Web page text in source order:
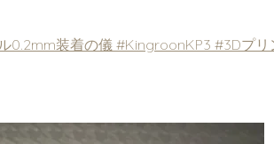
0.2mm装着の儀 #KingroonKP3 #3Dプ